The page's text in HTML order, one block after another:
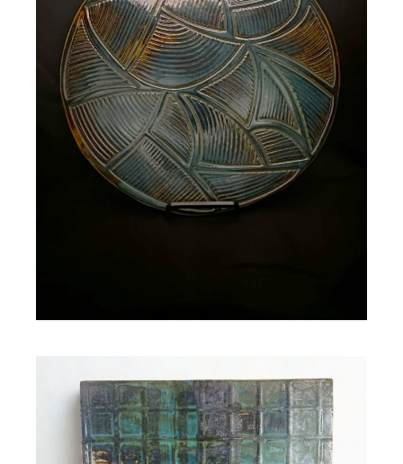
Grande déco murale LILA
150,00€